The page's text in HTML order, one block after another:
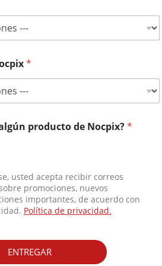
*
producto de Nocpix?*
usted acepta recibir correos
promociones, nuevos
importantes, de acuerdo con
Política de privacidad.
ENTREGAR